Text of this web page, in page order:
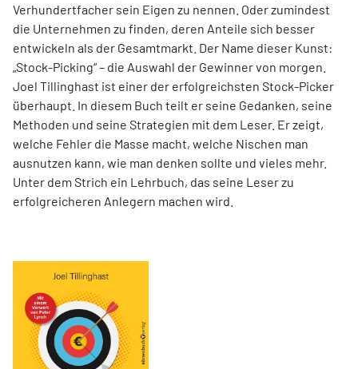
Verhundertfacher sein Eigen zu nennen. Oder zumindest
die Unternehmen zu finden, deren Anteile sich besser
entwickeln als der Gesamtmarkt. Der Name dieser Kunst:
„Stock-Picking“ – die Auswahl der Gewinner von morgen.
Joel Tillinghast ist einer der erfolgreichsten Stock-Picker
überhaupt. In diesem Buch teilt er seine Gedanken, seine
Methoden und seine Strategien mit dem Leser. Er zeigt,
welche Fehler die Masse macht, welche Nischen man
ausnutzen kann, wie man denken sollte und vieles mehr.
Unter dem Strich ein Lehrbuch, das seine Leser zu
erfolgreicheren Anlegern machen wird.